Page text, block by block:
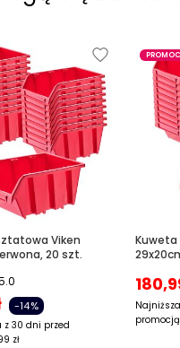
Viken
20 szt.
-14%
z 30 dni przed
zł